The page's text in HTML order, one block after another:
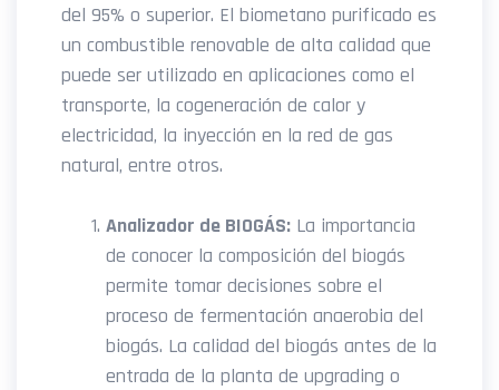
del 95% o superior. El biometano purificado es
un combustible renovable de alta calidad que
puede ser utilizado en aplicaciones como el
transporte, la cogeneración de calor y
electricidad, la inyección en la red de gas
natural, entre otros.
Analizador de BIOGÁS: La importancia
de conocer la composición del biogás
permite tomar decisiones sobre el
proceso de fermentación anaerobia del
biogás. La calidad del biogás antes de la
entrada de la planta de upgrading o